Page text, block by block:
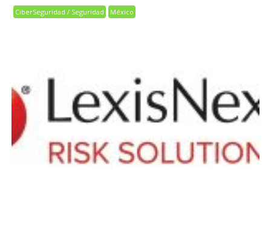
CiberSeguridad / Seguridad México